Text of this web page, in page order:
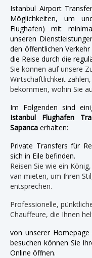
Istanbul Airport
Möglichkeiten, um
Flughafen) mit
unseren
den öffentlichen
die Reise durch die
Sie können auf unsere
Wirtschaftlichkeit
bekommen, wohin Sie
Im Folgenden sind
Istanbul Flughafen
Sapanca erhalten:
Private Transfers für
sich in Eile befinden.
Reisen Sie wie ein
van mieten, um Ihren
entsprechen.
Professionelle,
Chauffeure, die Ihnen
von unserer
besuchen können Sie
Online öffnen.